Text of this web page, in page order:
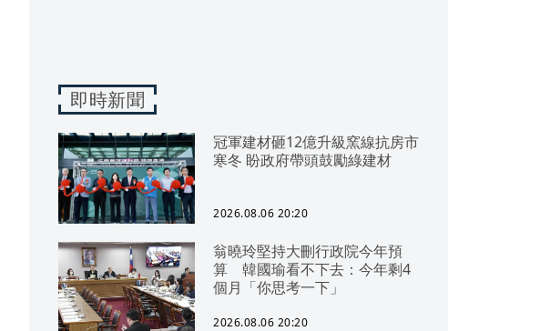
即時新聞
冠軍建材砸12億升級窯線抗房市
寒冬 盼政府帶頭鼓勵綠建材
2026.08.06 20:20
翁曉玲堅持大刪行政院今年預
算 韓國瑜看不下去：今年剩4
個月「你思考一下」
2026.08.06 20:20